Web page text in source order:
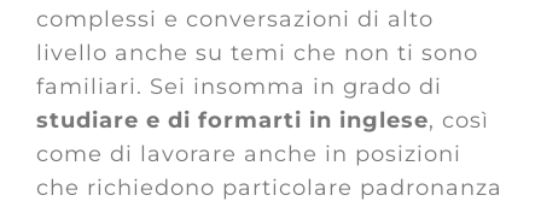
complessi e conversazioni di alto
livello anche su temi che non ti sono
familiari. Sei insomma in grado di
studiare e di formarti in inglese, così
come di lavorare anche in posizioni
che richiedono particolare padronanza